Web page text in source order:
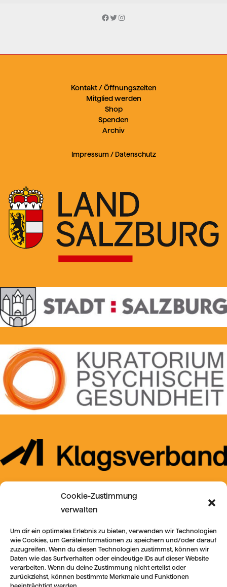
Cookie-Zustimmung
verwalten
Um dir ein optimales Erlebnis zu bieten, verwenden wir Technologien
wie Cookies, um Geräteinformationen zu speichern und/oder darauf
zuzugreifen. Wenn du diesen Technologien zustimmst, können wir
Daten wie das Surfverhalten oder eindeutige IDs auf dieser Website
verarbeiten. Wenn du deine Zustimmung nicht erteilst oder
zurückziehst, können bestimmte Merkmale und Funktionen
Facebook
Twitter
Instagram
Kontakt / Öffnungszeiten
Mitglied werden
Shop
Spenden
Archiv
Impressum/ Datenschutz